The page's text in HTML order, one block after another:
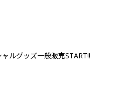
ルグッズ一般販売START!!